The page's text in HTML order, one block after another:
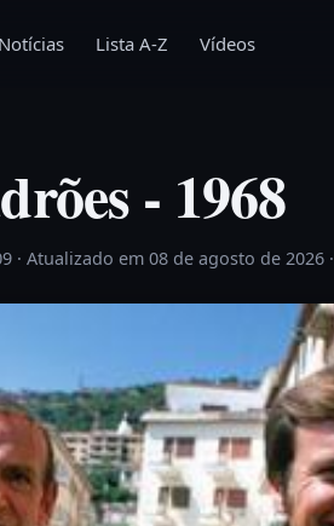
Notícias Lista A-Z Vídeos
- 1968
· Atualizado em 08 de agosto de 2026 ·